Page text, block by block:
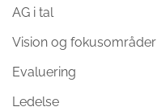
AG i tal
Vision og fokusområder
Evaluering
Ledelse